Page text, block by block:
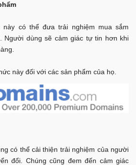
này có thể đưa trải nghiệm mua sắm
Người dùng sẽ cảm giác tự tin hơn khi
này đối với các sản phẩm của họ.
có thể cải thiện trải nghiệm của người
đổi. Chúng cũng đem đến cảm giác